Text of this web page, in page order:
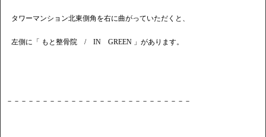
タワーマンション北東側角を右に曲がっていただくと、
左側に「 もと整骨院 / IN GREEN 」があります。
－－－－－－－－－－－－－－－－－－－－－－－－－－